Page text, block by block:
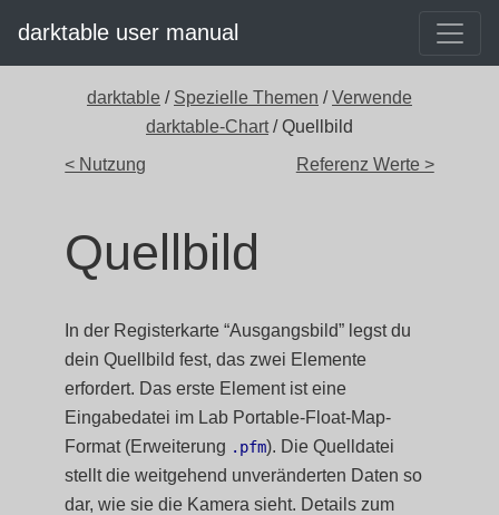
darktable user manual
darktable / Spezielle Themen /Verwende
darktable-Chart/ Quellbild
< Nutzung
Referenz Werte >
Quellbild
In der Registerkarte “Ausgangsbild” legst du
dein Quellbild fest, das zwei Elemente
erfordert. Das erste Element ist eine
Eingabedatei im Lab Portable-Float-Map-
Format (Erweiterung .pfm). Die Quelldatei
stellt die weitgehend unveränderten Daten so
dar, wie sie die Kamera sieht. Details zum